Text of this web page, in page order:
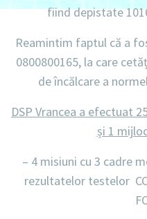
fiind depistate
Reamintim faptul că a
0800800165, la care
de încălcare a
DSP Vrancea a efectuat
și 1
– 4 misiuni cu 3 cadre
rezultatelor testelor